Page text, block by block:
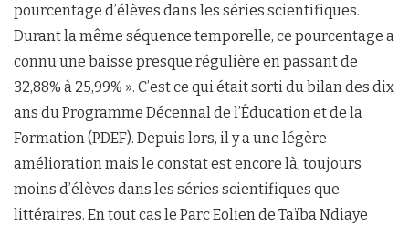
pourcentage d’élèves dans les séries scientifiques.
Durant la même séquence temporelle, ce pourcentage a
connu une baisse presque régulière en passant de
32,88% à 25,99% ». C’est ce qui était sorti du bilan des dix
ans du Programme Décennal de l’Éducation et de la
Formation (PDEF). Depuis lors, il y a une légère
amélioration mais le constat est encore là, toujours
moins d’élèves dans les séries scientifiques que
littéraires. En tout cas le Parc Eolien de Taïba Ndiaye